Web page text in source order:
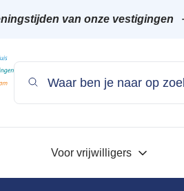
van onze vestigingen
Voor vrijwilligers